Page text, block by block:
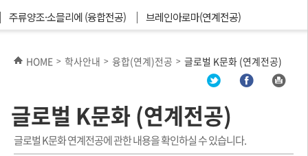
주류양조·소믈리에 (융합전공)
브레인아로마(연계전공)
HOME > 학사안내 > 융합(연계)전공 > 글로벌 K문화 (연계전공)
글로벌 K문화 (연계전공)
글로벌 K문화 연계전공에 관한 내용을 확인하실 수 있습니다.